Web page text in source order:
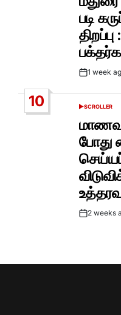
படி
Post1 week
10
POSTED
SCROLLER
போது
Post2 weeks